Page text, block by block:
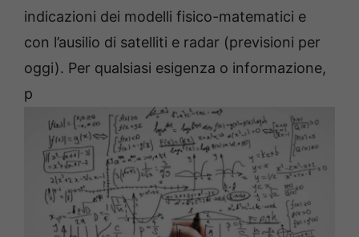
indicazioni dei modelli fisico-matematici e
con l’ausilio di satelliti e radar (previsioni per
oggi). Per qualsiasi esigenza o informazione,
p